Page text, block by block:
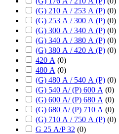
(G) 210 А / 253 А (P) (0)
(G) 253 А / 300 А (P) (0)
(G) 300 А / 340 А (P) (0)
(G) 340 А / 380 А (P) (0)
(G) 380 А / 420 А (P) (0)
420 А (0)
480 А (0)
(G) 480 А / 540 А (P) (0)
(G) 540 А/ (P) 600 А (0)
(G) 600 А/ (P) 680 А (0)
(G) 680 А/ (P) 710 А (0)
(G) 710 А / 750 А (P) (0)
G 25 А/P 32 (0)